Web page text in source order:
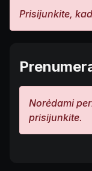
Prisijunkite,
Norėdami
prisijunkite.